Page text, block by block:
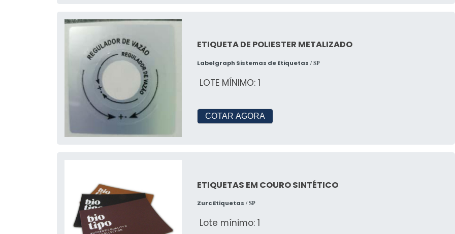
ETIQUETA DE POLIESTER METALIZADO
Labelgraph Sistemas de Etiquetas / SP
LOTE MÍNIMO: 1
COTAR AGORA
ETIQUETAS EM COURO SINTÉTICO
Zurc Etiquetas / SP
Lote mínimo: 1